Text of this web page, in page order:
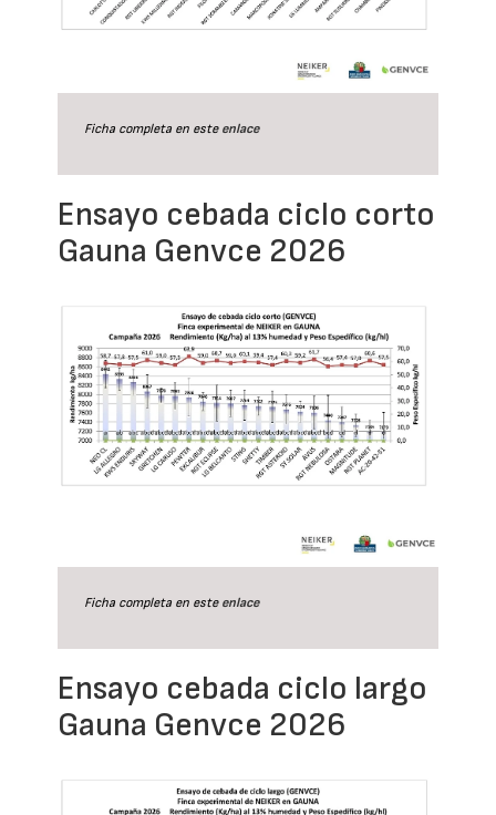
Ficha completa en este enlace
Ensayo cebada ciclo corto
Gauna Genvce 2026
Ficha completa en este enlace
Ensayo cebada ciclo largo
Gauna Genvce 2026